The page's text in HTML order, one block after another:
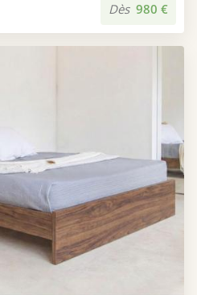
Dès 980 €